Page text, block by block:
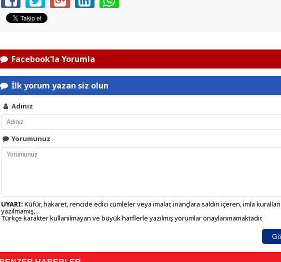
Facebook'la Yorumla
İlk yorum yazan siz olun
Adınız
Yorumunuz
UYARI: Küfür, hakaret, rencide edici cümleler veya imalar, inançlara saldırı içeren, imla
yazılmamış,
Türkçe karakter kullanılmayan ve büyük harflerle yazılmış yorumlar onaylanmamaktadır.